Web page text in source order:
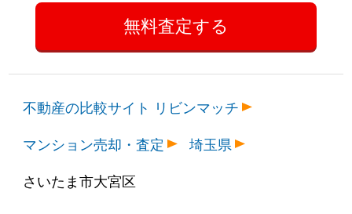
不動産の比較サイト リビンマッチ
マンション売却・査定
埼玉県
さいたま市大宮区